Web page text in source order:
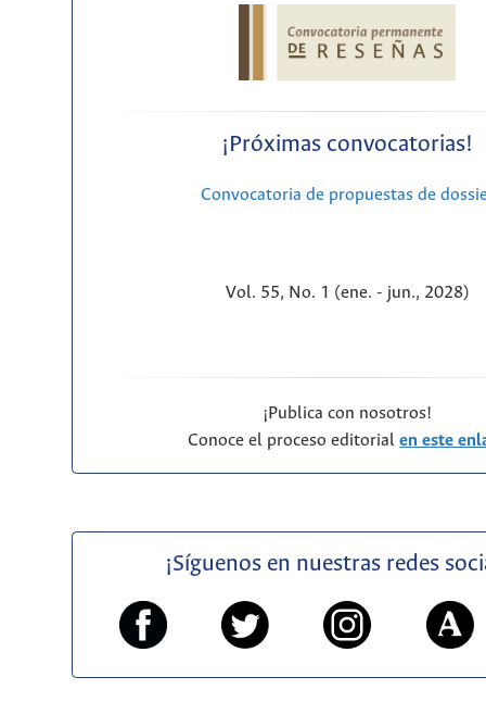
¡Próximas convocatorias!
Convocatoria de propuestas de
Vol. 55, No. 1 (ene. - jun., 2028)
¡Publica con nosotros!
Conoce el proceso editorialen este
¡Síguenos en nuestras redes